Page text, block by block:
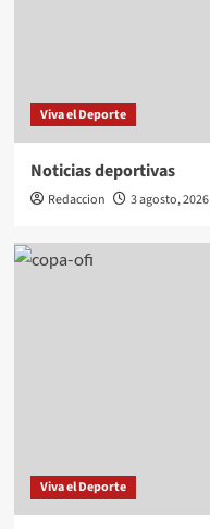
Viva el Deporte
Noticias deportivas
Redaccion 3 agosto, 2026
Viva el Deporte